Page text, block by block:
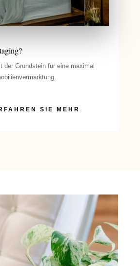
der Grundstein für eine maximal
SIE MEHR